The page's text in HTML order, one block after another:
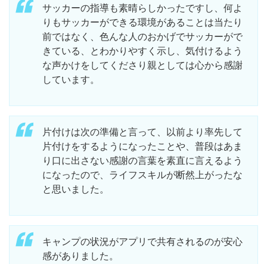
サッカーの指導も素晴らしかったですし、何よ
りもサッカーができる環境があることは当たり
前ではなく、色んな人のおかげでサッカーがで
きている、とわかりやすく示し、気付けるよう
な声かけをしてくださり親としては心から感謝
しています。
片付けは次の準備と言って、以前より率先して
片付けをするようになったことや、普段はあま
り口に出さない感謝の言葉を素直に言えるよう
になったので、ライフスキルが断然上がったな
と思いました。
キャンプの状況がアプリで共有されるのが安心
感がありました。